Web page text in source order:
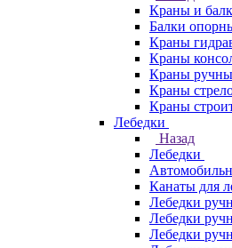
Краны и
Балки
Краны
Краны
Краны
Краны
Краны
Лебедки
Назад
Лебедки
Канаты для
Лебедки
Лебедки
Лебедки